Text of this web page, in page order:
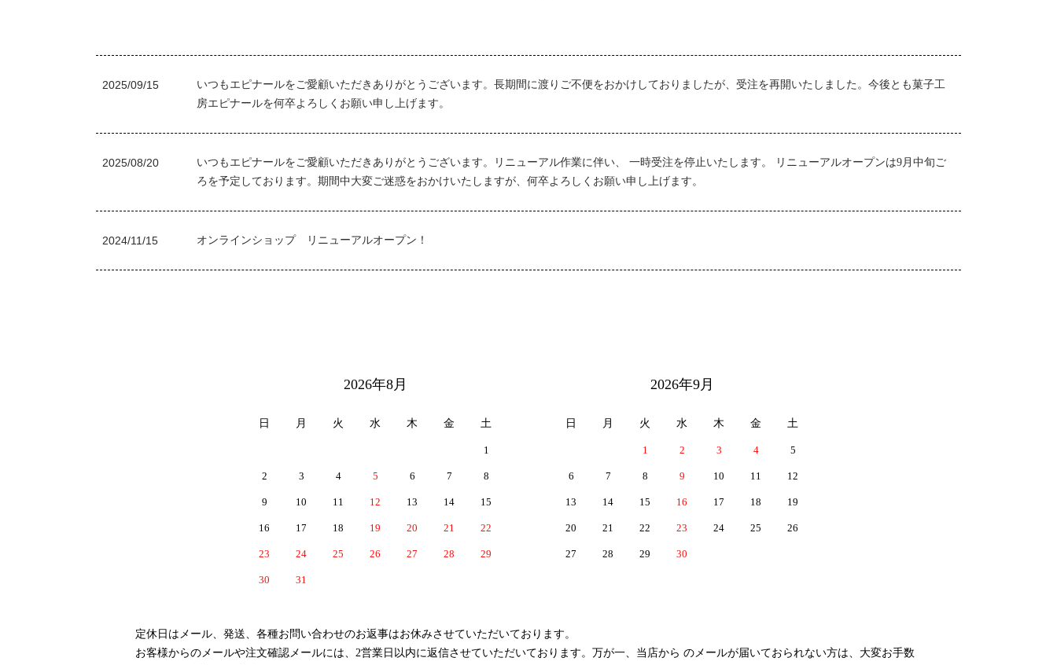
2025/09/15
いつもエピナールをご愛顧いただきありがとうございます。長期間に渡りご不便をおかけしておりましたが、受注を再開いたしました。今後とも菓子工
房エピナールを何卒よろしくお願い申し上げます。
2025/08/20
いつもエピナールをご愛顧いただきありがとうございます。リニューアル作業に伴い、 一時受注を停止いたします。 リニューアルオープンは9月中旬ご
ろを予定しております。期間中大変ご迷惑をおかけいたしますが、何卒よろしくお願い申し上げます。
2024/11/15 オンラインショップ リニューアルオープン！
2026年8月
日 月 火 水 木 金 土
1
2 3 4 5 6 7 8
9 10 11 12 13 14 15
16 17 18 19 20 21 22
23 24 25 26 27 28 29
30 31
2026年9月
日 月 火 水 木 金 土
1 2 3 4 5
6 7 8 9 10 11 12
13 14 15 16 17 18 19
20 21 22 23 24 25 26
27 28 29 30
定休日はメール、発送、各種お問い合わせのお返事はお休みさせていただいております。
お客様からのメールや注文確認メールには、2営業日以内に返信させていただいております。万が一、当店から のメールが届いておられない方は、大変お手数